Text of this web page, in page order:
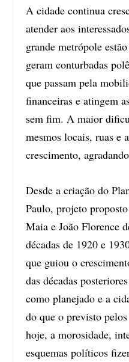
A cidade continua
atender aos
grande metrópole
geram conturbadas
que passam pela
financeiras e atingem
sem fim. A maior
mesmos locais, ruas e
crescimento,
Desde a criação do
Paulo, projeto
Maia e João Florence
décadas de 1920 e
que guiou o
das décadas
como planejado e a
do que o previsto
hoje, a morosidade,
esquemas políticos